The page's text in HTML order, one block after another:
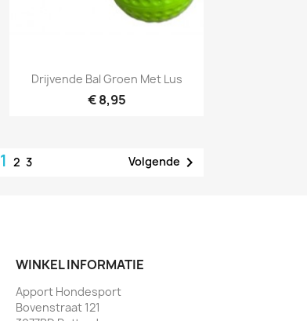
Snel bekijken
Drijvende Bal Groen Met Lus
€ 8,95
123 Volgende 
WINKEL INFORMATIE
Apport Hondesport
Bovenstraat 121